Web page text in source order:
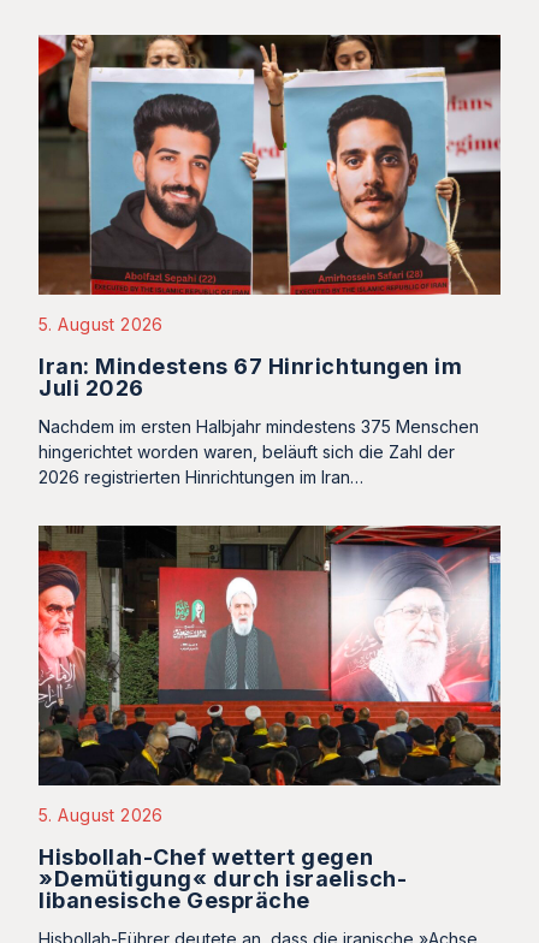
5. August 2026
Iran: Mindestens 67 Hinrichtungen im
Juli 2026
Nachdem im ersten Halbjahr mindestens 375 Menschen
hingerichtet worden waren, beläuft sich die Zahl der
2026 registrierten Hinrichtungen im Iran…
5. August 2026
Hisbollah-Chef wettert gegen
»Demütigung« durch israelisch-
libanesische Gespräche